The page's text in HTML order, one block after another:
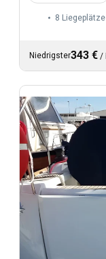
8 Liegeplätze
Niedrigster343 € /